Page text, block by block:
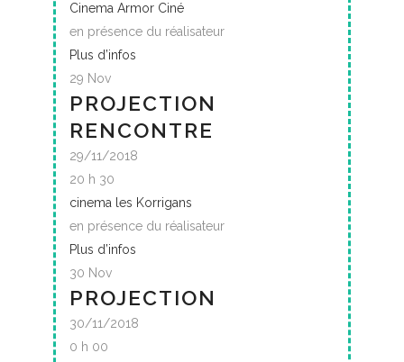
Cinema Armor Ciné
en présence du réalisateur
Plus d’infos
29 Nov
PROJECTION
RENCONTRE
29/11/2018
20 h 30
cinema les Korrigans
en présence du réalisateur
Plus d’infos
30 Nov
PROJECTION
30/11/2018
0 h 00